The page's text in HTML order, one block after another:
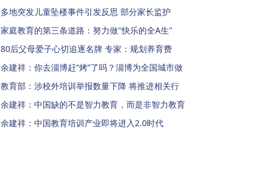
多地突发儿童坠楼事件引发反思 部分家长监护
家庭教育的第三条道路：努力做"快乐的全A生"
80后父母爱子心切追逐名牌 专家：规划养育费
余建祥：你去淄博赶“烤”了吗？淄博为全国城市做
教育部：涉校外培训举报数量下降 将推进相关行
余建祥：中国缺的不是智力教育，而是非智力教育
余建祥：中国教育培训产业即将进入2.0时代